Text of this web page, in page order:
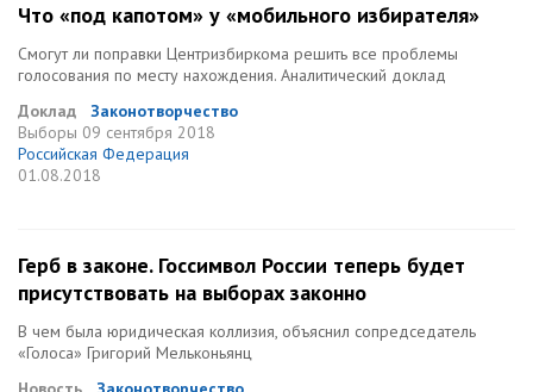
Что «под капотом» у «мобильного избирателя»
Смогут ли поправки Центризбиркома решить все проблемы
голосования по месту нахождения. Аналитический доклад
Доклад
Законотворчество
Выборы 09 сентября 2018
Российская Федерация
01.08.2018
Герб в законе. Госсимвол России теперь будет
присутствовать на выборах законно
В чем была юридическая коллизия, объяснил сопредседатель
«Голоса» Григорий Мельконьянц